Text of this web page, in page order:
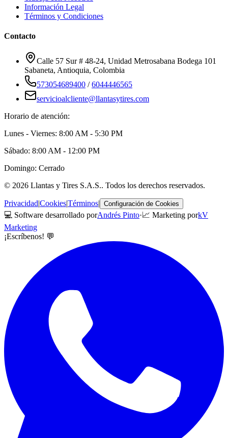
Información Legal
Términos y Condiciones
Contacto
Calle 57 Sur # 48-24, Unidad Metrosabana Bodega 101
Sabaneta, Antioquia, Colombia
573054689400 /6044446565
servicioalcliente@llantasytires.com
Horario de atención:
Lunes - Viernes: 8:00 AM - 5:30 PM
Sábado: 8:00 AM - 12:00 PM
Domingo: Cerrado
© 2026 Llantas y Tires S.A.S.. Todos los derechos reservados.
Privacidad|Cookies|Términos| Configuración de Cookies
💻 Software desarrollado porAndrés Pinto·📈 Marketing porkV
Marketing
¡Escríbenos! 💬